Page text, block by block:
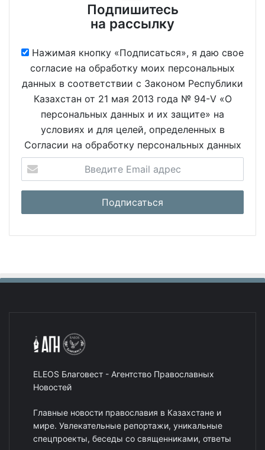
Подпишитесь
на рассылку
Нажимая кнопку «Подписаться», я даю свое
согласие на обработку моих персональных
данных в соответствии с Законом Республики
Казахстан от 21 мая 2013 года № 94-V «О
персональных данных и их защите» на
условиях и для целей, определенных в
Согласии на обработку персональных данных
ELEOS Благовест - Агентство Православных
Новостей
Главные новости православия в Казахстане и
мире. Увлекательные репортажи, уникальные
спецпроекты, беседы со священниками, ответы